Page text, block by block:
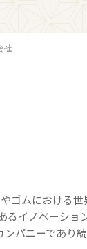
社
ゴムにおける
イノベーショ
パニーであり